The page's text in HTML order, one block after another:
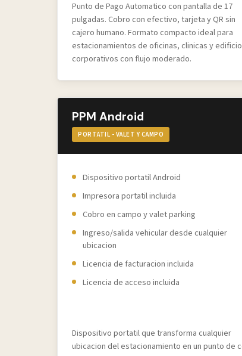
Punto de Pago Automatico con pantalla de 17
pulgadas. Cobro con efectivo, tarjeta y QR sin
cajero humano. Formato compacto ideal para
estacionamientos de oficinas, clinicas y
corporativos con flujo moderado.
PPM Android
PORTATIL - VALET Y CAMPO
Dispositivo portatil Android
Impresora portatil incluida
Cobro en campo y valet parking
Ingreso/salida vehicular desde cualquier
ubicacion
Licencia de facturacion incluida
Licencia de acceso incluida
Dispositivo portatil que transforma cualquier
ubicacion del estacionamiento en un punto de